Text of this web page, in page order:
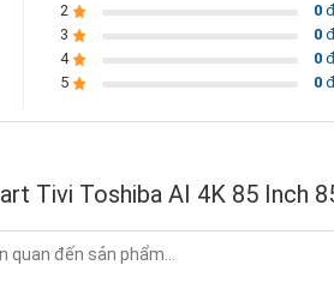
2
0
3
0
4
0
5
0
Tivi Toshiba AI 4K 85 Inch